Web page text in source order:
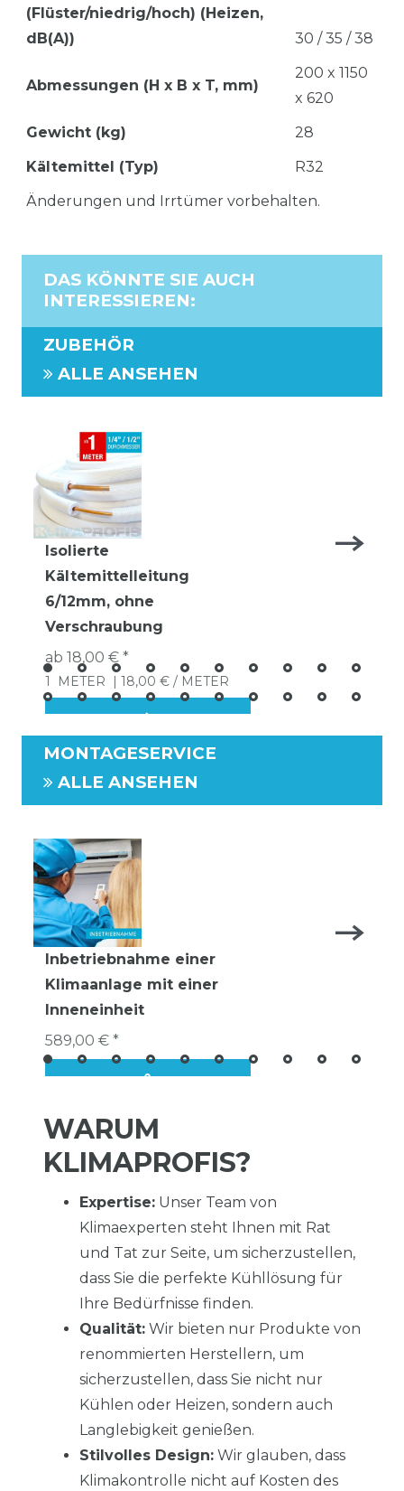
(Flüster/niedrig/hoch) (Heizen,
dB(A))
30 / 35 / 38
Abmessungen (H x B x T, mm)
200 x 1150
x 620
Gewicht (kg)
28
Kältemittel (Typ)
R32
Änderungen und Irrtümer vorbehalten.
DAS KÖNNTE SIE AUCH
INTERESSIEREN:
ZUBEHÖR
ALLE ANSEHEN
Isolierte
Kältemittelleitung
6/12mm, ohne
Verschraubung
ab 18,00 € *
1 METER | 18,00 € / METER
MONTAGESERVICE
ALLE ANSEHEN
Inbetriebnahme einer
Klimaanlage mit einer
Inneneinheit
589,00 € *
WARUM
KLIMAPROFIS?
Expertise: Unser Team von
Klimaexperten steht Ihnen mit Rat
und Tat zur Seite, um sicherzustellen,
dass Sie die perfekte Kühllösung für
Ihre Bedürfnisse finden.
Qualität: Wir bieten nur Produkte von
renommierten Herstellern, um
sicherzustellen, dass Sie nicht nur
Kühlen oder Heizen, sondern auch
Langlebigkeit genießen.
Stilvolles Design: Wir glauben, dass
Klimakontrolle nicht auf Kosten des